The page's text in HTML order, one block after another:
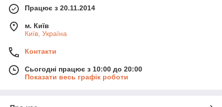
Працює з 20.11.2014
м. Київ
Київ, Україна
Контакти
Сьогодні працює з 10:00 до 20:00
Показати весь графік роботи